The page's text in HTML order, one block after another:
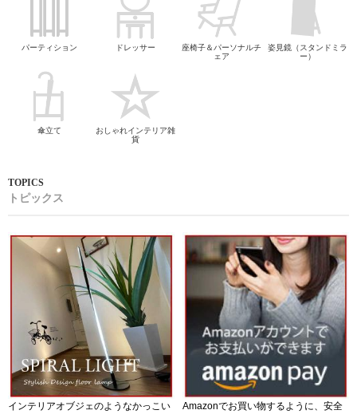
パーティション ドレッサー
座椅子＆パーソナルチ
ェア
姿見鏡（スタンドミラ
ー）
傘立て
おしゃれインテリア雑
貨
トピックス
インテリアオブジェのようなかっこい
Amazonでお買い物するように、安全